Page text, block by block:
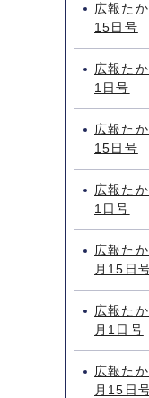
広報た
15日号
広報た
1日号
広報た
15日号
広報た
1日号
広報た
月15日
広報た
月1日号
広報た
月15日